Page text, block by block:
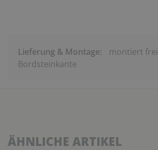
Lieferung & Montage:
montiert frei
Bordsteinkante
ÄHNLICHE ARTIKEL